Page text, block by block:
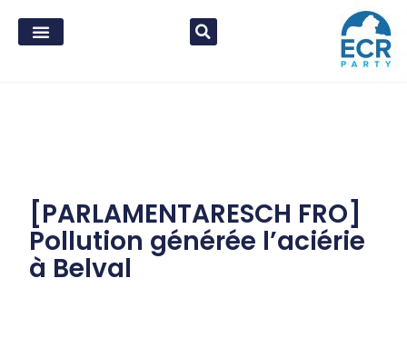
[PARLAMENTARESCH FRO]
Pollution générée l’aciérie
à Belval